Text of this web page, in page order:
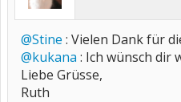
@Stine : Vielen Dank für
@kukana : Ich wünsch dir
Liebe Grüsse,
Ruth